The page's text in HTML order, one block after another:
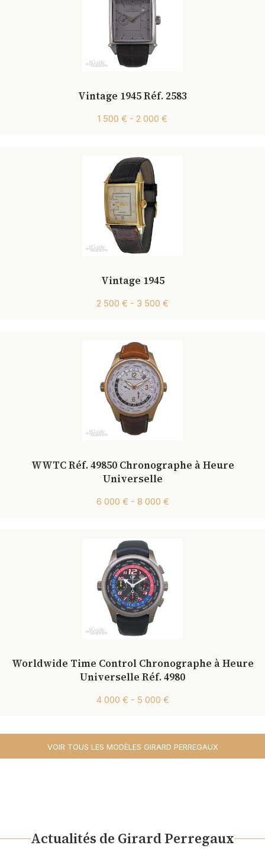
Vintage 1945 Réf. 2583
1 500 € - 2 000 €
Vintage 1945
2 500 € - 3 500 €
WWTC Réf. 49850 Chronographe à Heure
Universelle
6 000 € - 8 000 €
Worldwide Time Control Chronographe à Heure
Universelle Réf. 4980
4 000 € - 5 000 €
VOIR TOUS LES MODÈLES GIRARD PERREGAUX
Actualités de Girard Perregaux